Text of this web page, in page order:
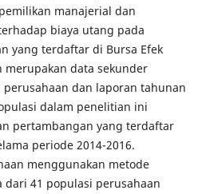
manajerial dan
biaya utang pada
yang terdaftar di Bursa Efek
data sekunder
dan laporan tahunan
dalam penelitian ini
pertambangan yang terdaftar
periode 2014-2016.
menggunakan metode
41 populasi perusahaan